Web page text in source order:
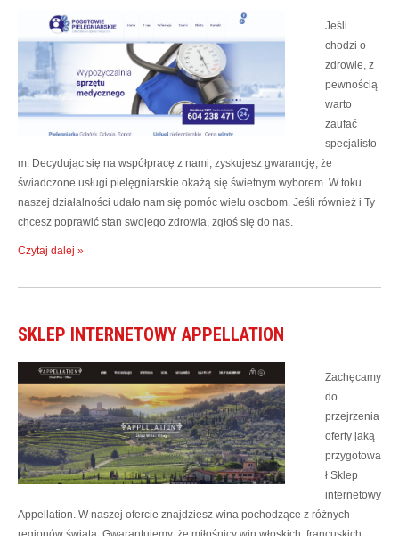
Jeśli
chodzi o
zdrowie, z
pewnością
warto
zaufać
specjalisto
m. Decydując się na współpracę z nami, zyskujesz gwarancję, że
świadczone usługi pielęgniarskie okażą się świetnym wyborem. W toku
naszej działalności udało nam się pomóc wielu osobom. Jeśli również i Ty
chcesz poprawić stan swojego zdrowia, zgłoś się do nas.
Czytaj dalej »
SKLEP INTERNETOWY APPELLATION
Zachęcamy
do
przejrzenia
oferty jaką
przygotowa
ł Sklep
internetowy
Appellation. W naszej ofercie znajdziesz wina pochodzące z różnych